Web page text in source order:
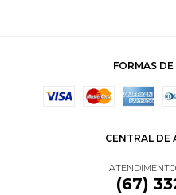
FORMAS
CENTRAL DE
(67)